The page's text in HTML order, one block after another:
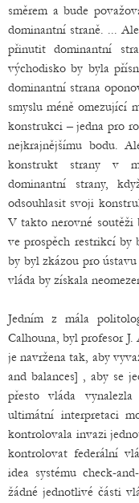
směrem a bude
dominantní straně. ...
přinutit dominantní
východisko by byla
dominantní strana
smyslu méně omezující
konstrukci – jedna pro
nejkrajnějšímu bodu.
konstrukt strany v
dominantní strany,
odsouhlasit svoji
V takto nerovné soutěži
ve prospěch restrikcí
by byl zkázou pro
vláda by získala
Jedním z mála
Calhouna, byl profesor
je navržena tak, aby
and balances] , aby se
přesto vláda
ultimátní interpretaci
kontrolovala invazi
kontrolovat federální
idea systému check-
žádné jednotlivé části